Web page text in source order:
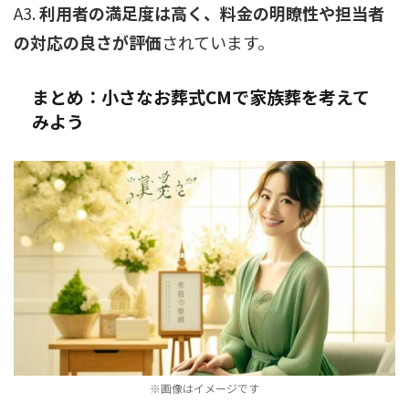
A3.利用者の満足度は高く、料金の明瞭性や担当者
の対応の良さが評価されています。
まとめ：小さなお葬式CMで家族葬を考えて
みよう
※画像はイメージです